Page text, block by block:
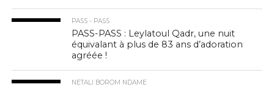
PASS - PASS
PASS-PASS : Leylatoul Qadr, une nuit
équivalant à plus de 83 ans d’adoration
agréée !
NETALI BOROM NDAME